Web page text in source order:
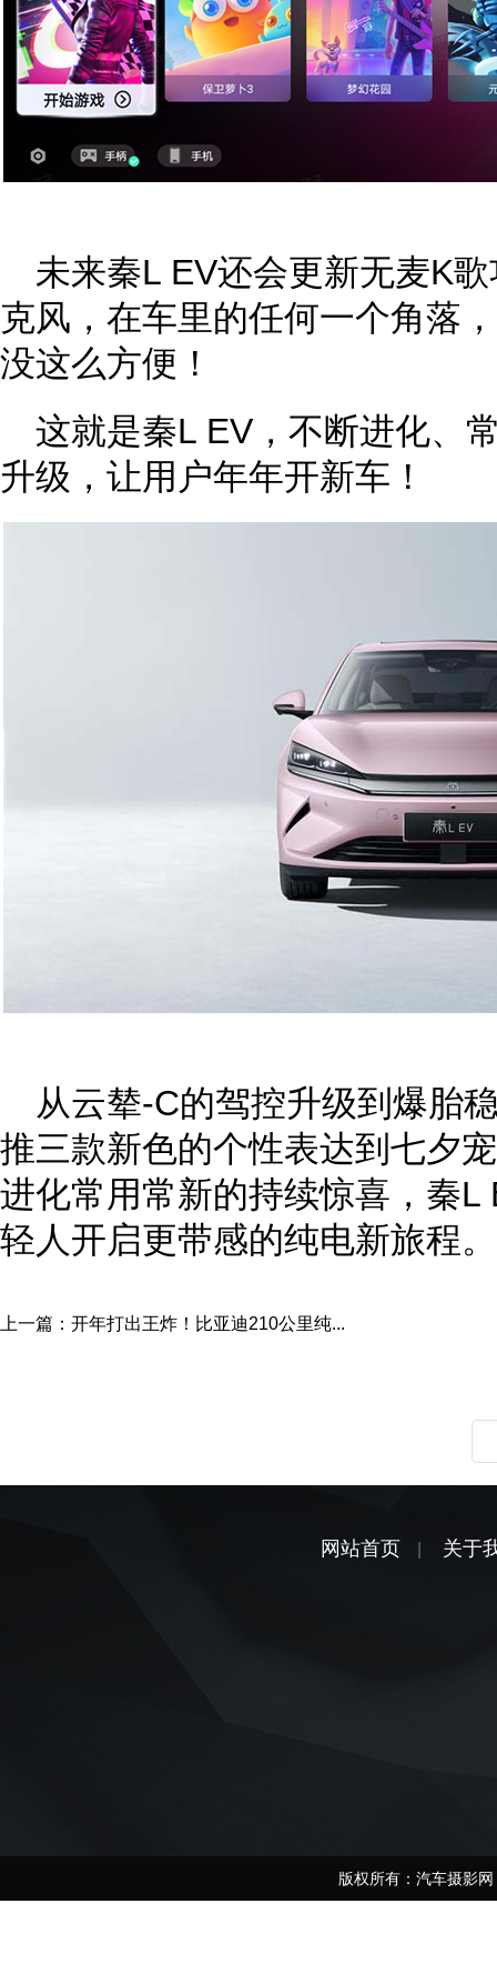
未来秦L EV还会更新无麦K
克风，在车里的任何一个角落
没这么方便！
这就是秦L EV，不断进化、
升级，让用户年年开新车！
从云辇-C的驾控升级到爆胎
推三款新色的个性表达到七夕
进化常用常新的持续惊喜，秦
轻人开启更带感的纯电新旅程。
上一篇： 开年打出王炸！比亚迪210公里纯...
网站首页 关于
版权所有：汽车摄影网